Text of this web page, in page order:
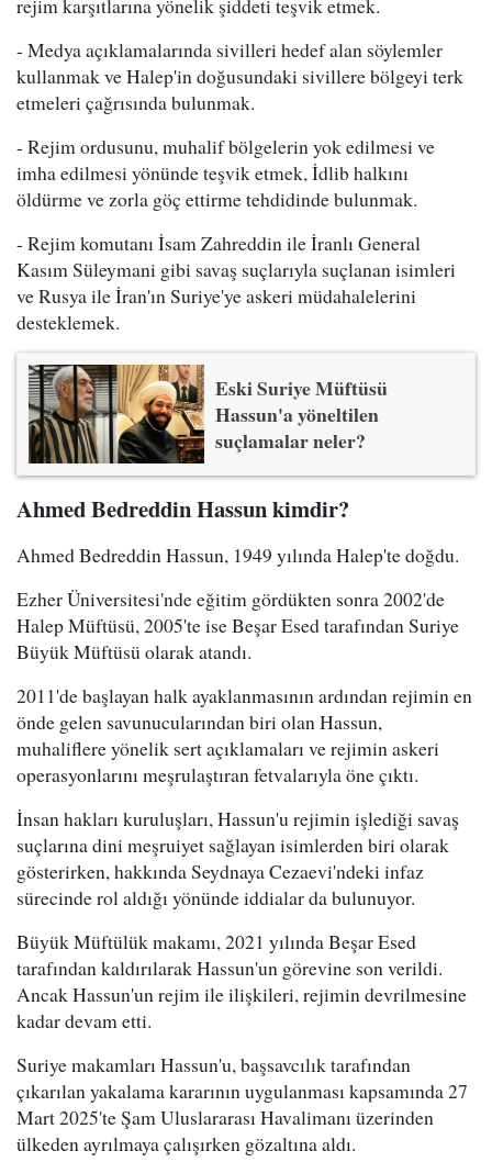
rejim karşıtlarına yönelik şiddeti teşvik etmek.
- Medya açıklamalarında sivilleri hedef alan söylemler
kullanmak ve Halep'in doğusundaki sivillere bölgeyi terk
etmeleri çağrısında bulunmak.
- Rejim ordusunu, muhalif bölgelerin yok edilmesi ve
imha edilmesi yönünde teşvik etmek, İdlib halkını
öldürme ve zorla göç ettirme tehdidinde bulunmak.
- Rejim komutanı İsam Zahreddin ile İranlı General
Kasım Süleymani gibi savaş suçlarıyla suçlanan isimleri
ve Rusya ile İran'ın Suriye'ye askeri müdahalelerini
desteklemek.
Eski Suriye Müftüsü
Hassun'a yöneltilen
suçlamalar neler?
Ahmed Bedreddin Hassun kimdir?
Ahmed Bedreddin Hassun, 1949 yılında Halep'te doğdu.
Ezher Üniversitesi'nde eğitim gördükten sonra 2002'de
Halep Müftüsü, 2005'te ise Beşar Esed tarafından Suriye
Büyük Müftüsü olarak atandı.
2011'de başlayan halk ayaklanmasının ardından rejimin en
önde gelen savunucularından biri olan Hassun,
muhaliflere yönelik sert açıklamaları ve rejimin askeri
operasyonlarını meşrulaştıran fetvalarıyla öne çıktı.
İnsan hakları kuruluşları, Hassun'u rejimin işlediği savaş
suçlarına dini meşruiyet sağlayan isimlerden biri olarak
gösterirken, hakkında Seydnaya Cezaevi'ndeki infaz
sürecinde rol aldığı yönünde iddialar da bulunuyor.
Büyük Müftülük makamı, 2021 yılında Beşar Esed
tarafından kaldırılarak Hassun'un görevine son verildi.
Ancak Hassun'un rejim ile ilişkileri, rejimin devrilmesine
kadar devam etti.
Suriye makamları Hassun'u, başsavcılık tarafından
çıkarılan yakalama kararının uygulanması kapsamında 27
Mart 2025'te Şam Uluslararası Havalimanı üzerinden
ülkeden ayrılmaya çalışırken gözaltına aldı.